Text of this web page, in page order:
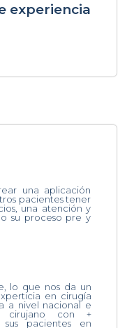
experiencia
una aplicación
pacientes tener
una atención y
su proceso pre y
lo que nos da un
en cirugía
a nivel nacional e
cirujano con +
pacientes en